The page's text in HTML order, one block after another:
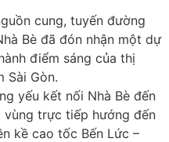
cung, tuyến đường
Bè đã đón nhận một dự
điểm sáng của thị
Sài Gòn.
yếu kết nối Nhà Bè đến
vùng trực tiếp hướng đến
kề cao tốc Bến Lức –